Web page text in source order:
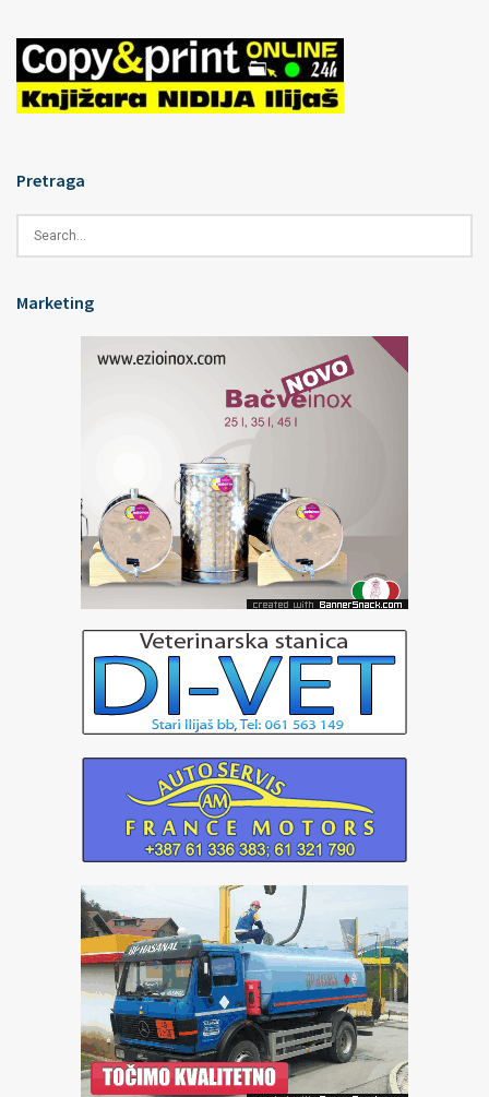
Pretraga
Marketing